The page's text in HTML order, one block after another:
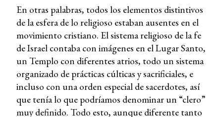
En otras palabras, todos los elementos distintivos
de la esfera de lo religioso estaban ausentes en el
movimiento cristiano. El sistema religioso de la fe
de Israel contaba con imágenes en el Lugar Santo,
un Templo con diferentes atrios, todo un sistema
organizado de prácticas cúlticas y sacrificiales, e
incluso con una orden especial de sacerdotes, así
que tenía lo que podríamos denominar un “clero”
muy definido. Todo esto, aunque diferente tanto